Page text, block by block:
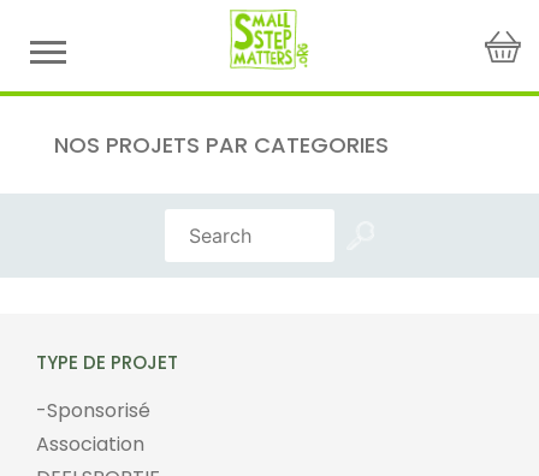
content
NOS PROJETS PAR CATEGORIES
TYPE DE PROJET
-Sponsorisé
Association